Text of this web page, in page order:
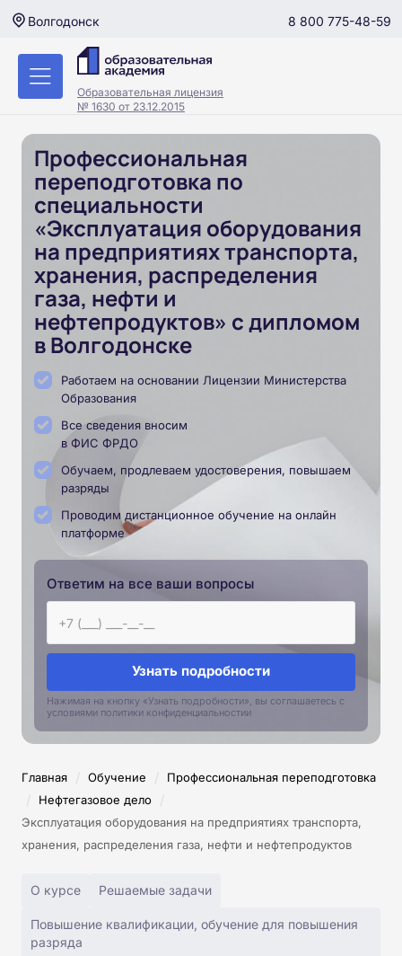
Волгодонск 8 800 775-48-59
Образовательная лицензия
№ 1630 от 23.12.2015
Профессиональная
переподготовка по
специальности
«Эксплуатация оборудования
на предприятиях транспорта,
хранения, распределения
газа, нефти и
нефтепродуктов» с дипломом
в Волгодонске
Работаем на основании Лицензии Министерства
Образования
Все сведения вносим
в ФИС ФРДО
Обучаем, продлеваем удостоверения, повышаем
разряды
Проводим дистанционное обучение на онлайн
платформе
Ответим на все ваши вопросы
Узнать подробности
Нажимая на кнопку «Узнать подробности», вы соглашаетесь с
условиями политики конфиденциальностии
Главная / Обучение / Профессиональная переподготовка
/ Нефтегазовое дело /
Эксплуатация оборудования на предприятиях транспорта,
хранения, распределения газа, нефти и нефтепродуктов
О курсе Решаемые задачи
Повышение квалификации, обучение для повышения
разряда